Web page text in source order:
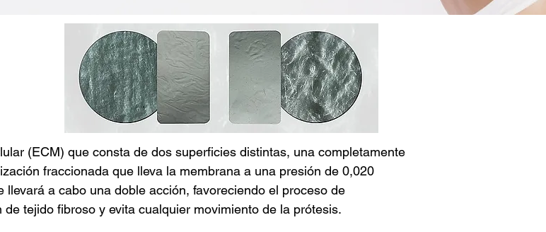
(ECM) que consta de dos superficies distintas, una completamente
fraccionada que lleva la membrana a una presión de 0,020
a cabo una doble acción, favoreciendo el proceso de
tejido fibroso y evita cualquier movimiento de la prótesis.